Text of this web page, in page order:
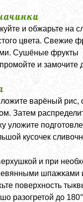
и обжарьте на
цвета. Свежие
Сушёные фрукты
и замочите
варёный
Затем
уложите
кусочек
и при
шпажками
поверхность
разогретой до